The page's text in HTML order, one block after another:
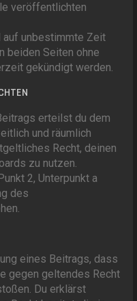
veröffentlichten
auf unbestimmte Zeit
beiden Seiten ohne
gekündigt werden.
erteilst du dem
und räumlich
Recht, deinen
zu nutzen.
2, Unterpunkt a
des
eines Beitrags, dass
gegen geltendes Recht
Du erklärst